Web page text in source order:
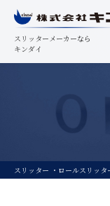
スリッターメーカーなら
キンダイ
スリッター ・ロールスリッ